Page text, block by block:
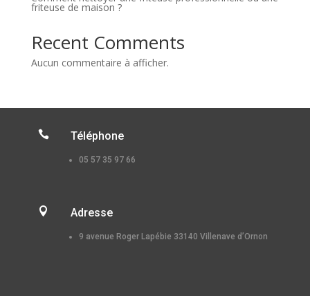
friteuse de maison ?
Recent Comments
Aucun commentaire à afficher.
 Téléphone
05 57 35 97 66
 Adresse
9 avenue Roger Lapébie 33140 Villenave d’Ornon